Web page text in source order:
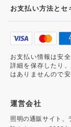
お支払い方法とセ
お支払い情報は安
詳細を保存したり
はありませんので
運営会社
照明の通販サイト、